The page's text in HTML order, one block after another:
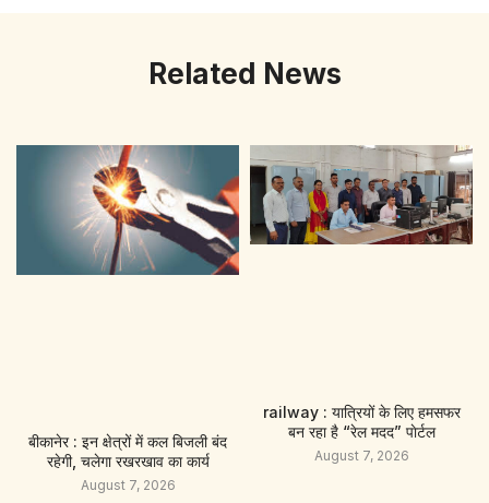
Related News
बीकानेर : इन क्षेत्रों में कल बिजली बंद
रहेगी, चलेगा रखरखाव का कार्य
August 7, 2026
railway : यात्रियों के लिए हमसफर
बन रहा है “रेल मदद” पाेर्टल
August 7, 2026